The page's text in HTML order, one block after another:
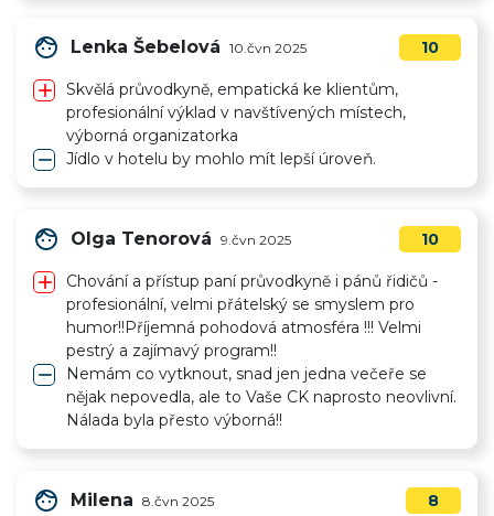
face Lenka Šebelová 10.čvn 2025
add Skvělá průvodkyně, empatická ke klientům,
profesionální výklad v navštívených místech,
výborná organizatorka
remove Jídlo v hotelu by mohlo mít lepší úroveň.
10
face Olga Tenorová 9.čvn 2025
add
Chování a přístup paní průvodkyně i pánů řidičů -
profesionální, velmi přátelský se smyslem pro
humor!!Příjemná pohodová atmosféra !!! Velmi
pestrý a zajímavý program!!
remove
Nemám co vytknout, snad jen jedna večeře se
nějak nepovedla, ale to Vaše CK naprosto neovlivní.
Nálada byla přesto výborná!!
10
face Milena 8.čvn 2025 8